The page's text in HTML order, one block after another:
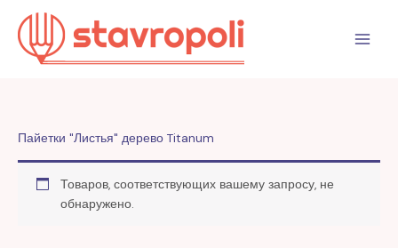
Перейти
содержимому
Пайетки "Листья" дерево Titanum
Товаров, соответствующих вашему запросу, не
обнаружено.